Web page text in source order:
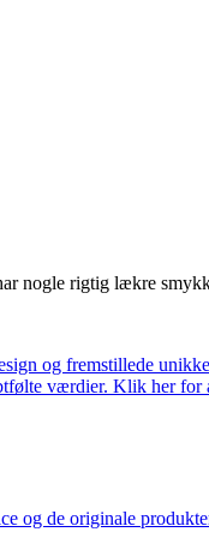
nogle rigtig lækre
og fremstillede
værdier. Klik her for
og de originale